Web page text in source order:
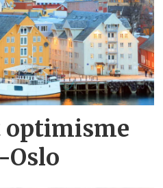
optimisme
Oslo